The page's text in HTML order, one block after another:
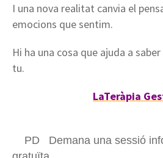
I una nova realitat canvia el
emocions que sentim.
Hi ha una cosa que ajuda a
tu.
LaTeràpia
PD Demana una sessió